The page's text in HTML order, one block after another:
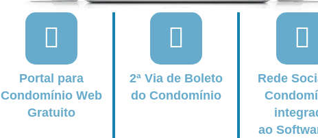
Portal para
Condomínio Web
Gratuito
2ª Via de Boleto
do Condomínio
Rede
ao